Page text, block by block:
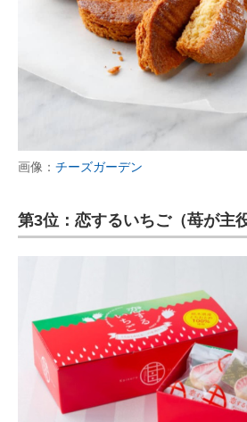
画像： チーズガーデン
第3位：恋するいちご（苺が主役